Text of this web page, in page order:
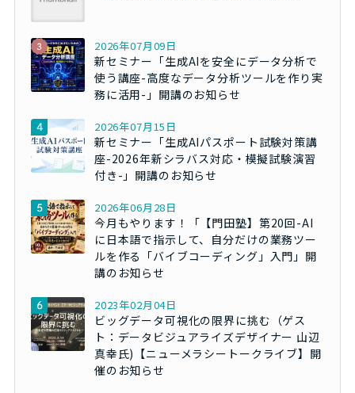
2026年07月09日
新セミナー「生成AIを安全にデータ分析で
使う講座-高度なデータ分析ツールを作り実
務に活用-」開講のお知らせ
2026年07月15日
新セミナー「生成AIパスポート試験対策講
座-2026年新シラバス対応・模擬試験演習
付き-」開講のお知らせ
2026年06月28日
今月もやります！「【門田塾】第20回-AI
に日本語で指示して、自分だけの業務ツー
ルを作る「バイブコーディング」入門」開
講のお知らせ
2023年02月04日
ビッグデータ可視化の限界に挑む（ゲス
ト：データビジュアライズデザイナー 山辺
真幸氏)【ニューメラシートークライブ】開
催のお知らせ